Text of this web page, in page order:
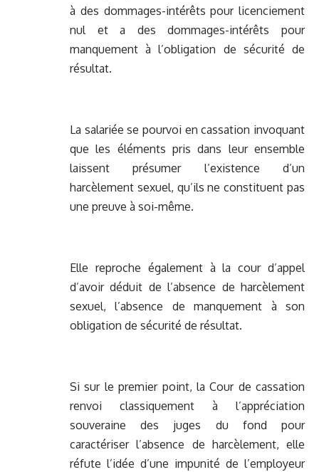
à des dommages-intérêts pour licenciement
nul et a des dommages-intérêts pour
manquement à l’obligation de sécurité de
résultat.
La salariée se pourvoi en cassation invoquant
que les éléments pris dans leur ensemble
laissent présumer l’existence d’un
harcèlement sexuel, qu’ils ne constituent pas
une preuve à soi-même.
Elle reproche également à la cour d’appel
d’avoir déduit de l’absence de harcèlement
sexuel, l’absence de manquement à son
obligation de sécurité de résultat.
Si sur le premier point, la Cour de cassation
renvoi classiquement à l’appréciation
souveraine des juges du fond pour
caractériser l’absence de harcèlement, elle
réfute l’idée d’une impunité de l’employeur